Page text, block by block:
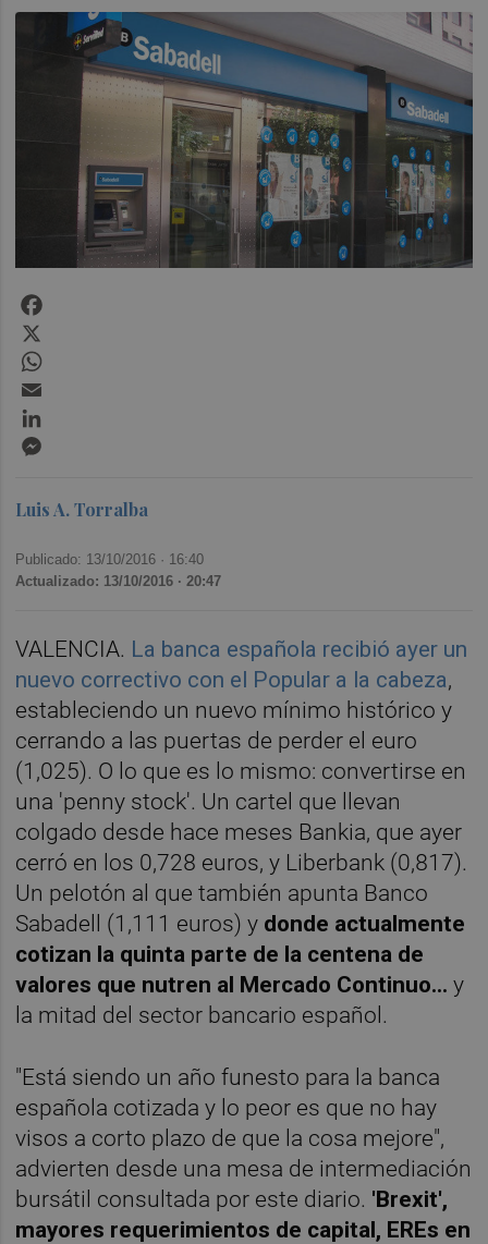
Luis A. Torralba
Publicado: 13/10/2016 · 16:40
Actualizado: 13/10/2016 · 20:47
VALENCIA. La banca española recibió ayer un
nuevo correctivo con el Popular a la cabeza,
estableciendo un nuevo mínimo histórico y
cerrando a las puertas de perder el euro
(1,025). O lo que es lo mismo: convertirse en
una 'penny stock'. Un cartel que llevan
colgado desde hace meses Bankia, que ayer
cerró en los 0,728 euros, y Liberbank (0,817).
Un pelotón al que también apunta Banco
Sabadell (1,111 euros) y donde actualmente
cotizan la quinta parte de la centena de
valores que nutren al Mercado Continuo... y
la mitad del sector bancario español.
"Está siendo un año funesto para la banca
española cotizada y lo peor es que no hay
visos a corto plazo de que la cosa mejore",
advierten desde una mesa de intermediación
bursátil consultada por este diario. 'Brexit',
mayores requerimientos de capital, EREs en